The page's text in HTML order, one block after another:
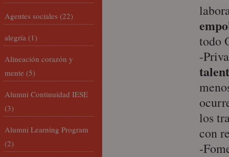
todo
-
los
con
-
Agentes sociales (22)
alegría (1)
Alineación corazón y
mente (5)
Alumni Continuidad IESE
(3)
Alumni Learning Program
(2)